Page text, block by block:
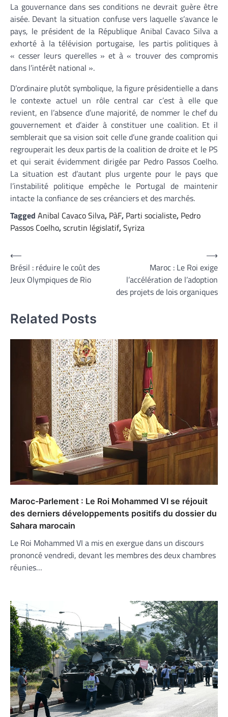
La gouvernance dans ses conditions ne devrait guère être
aisée. Devant la situation confuse vers laquelle s’avance le
pays, le président de la République Anibal Cavaco Silva a
exhorté à la télévision portugaise, les partis politiques à
« cesser leurs querelles » et à « trouver des compromis
dans l’intérêt national ».
D’ordinaire plutôt symbolique, la figure présidentielle a dans
le contexte actuel un rôle central car c’est à elle que
revient, en l’absence d’une majorité, de nommer le chef du
gouvernement et d’aider à constituer une coalition. Et il
semblerait que sa vision soit celle d’une grande coalition qui
regrouperait les deux partis de la coalition de droite et le PS
et qui serait évidemment dirigée par Pedro Passos Coelho.
La situation est d’autant plus urgente pour le pays que
l’instabilité politique empêche le Portugal de maintenir
intacte la confiance de ses créanciers et des marchés.
Tagged Anibal Cavaco Silva, PàF, Parti socialiste, Pedro
Passos Coelho,scrutin législatif,Syriza
Navigation
de
l’article
⟵
Brésil : réduire le coût des
Jeux Olympiques de Rio
Maroc : Le Roi exige
l’accélération de l’adoption
des projets de lois organiques
⟶
Related Posts
Maroc-Parlement : Le Roi Mohammed VI se réjouit
des derniers développements positifs du dossier du
Sahara marocain
Le Roi Mohammed VI a mis en exergue dans un discours
prononcé vendredi, devant les membres des deux chambres
réunies…